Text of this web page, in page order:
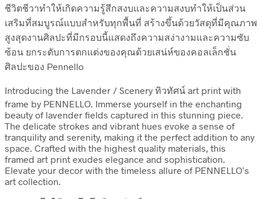
ชีวิตชีวาทำให้เกิดความรู้สึกสงบและความสงบทำให้เป็นส่วน
เสริมที่สมบูรณ์แบบสำหรับทุกพื้นที่ สร้างขึ้นด้วยวัสดุที่มีคุณภาพ
สูงสุดงานศิลปะที่มีกรอบนี้แสดงถึงความสง่างามและความซับ
ซ้อน ยกระดับการตกแต่งของคุณด้วยเสน่ห์ของคอลเล็กชั่น
ศิลปะของ Pennello
Introducing the Lavender / Scenery ทิวทัศน์ art print with
frame by PENNELLO. Immerse yourself in the enchanting
beauty of lavender fields captured in this stunning piece.
The delicate strokes and vibrant hues evoke a sense of
tranquility and serenity, making it the perfect addition to any
space. Crafted with the highest quality materials, this
framed art print exudes elegance and sophistication.
Elevate your decor with the timeless allure of PENNELLO’s
art collection.